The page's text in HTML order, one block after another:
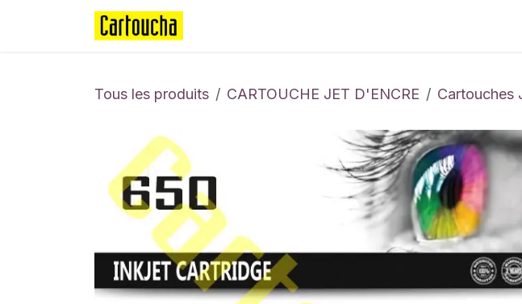
Se rendre au contenu
Tous les produits CARTOUCHE JET D'ENCRE Cartouches